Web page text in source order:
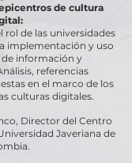
de cultura
rol de las universidades
implementación y uso
información y
referencias
en el marco de los
culturas digitales.
Director del Centro
Javeriana de